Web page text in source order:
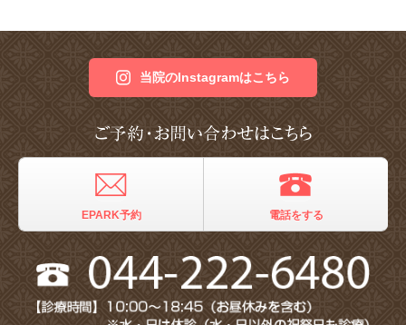
当院のInstagramはこちら
EPARK予約 電話をする